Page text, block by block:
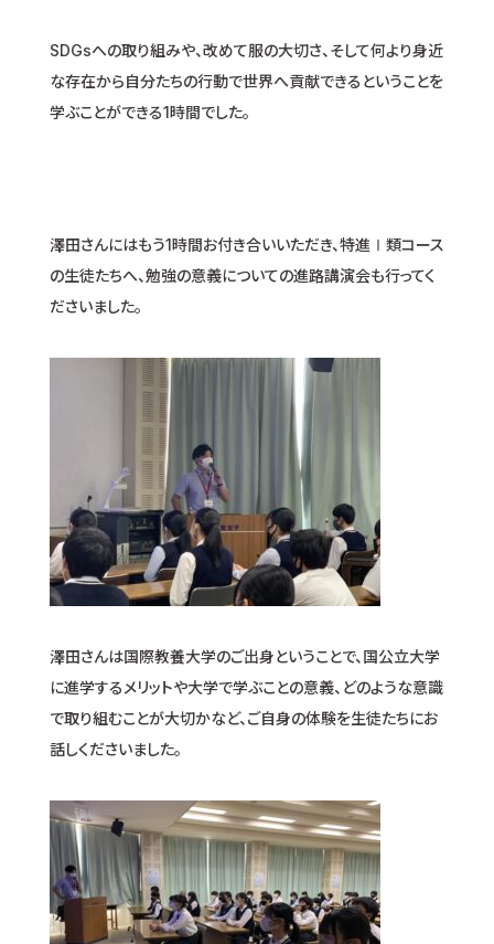
SDGsへの取り組みや、改めて服の大切さ、そして何より身近
な存在から自分たちの行動で世界へ貢献できるということを
学ぶことができる1時間でした。
澤田さんにはもう1時間お付き合いいただき、特進Ⅰ類コース
の生徒たちへ、勉強の意義についての進路講演会も行ってく
ださいました。
澤田さんは国際教養大学のご出身ということで、国公立大学
に進学するメリットや大学で学ぶことの意義、どのような意識
で取り組むことが大切かなど、ご自身の体験を生徒たちにお
話しくださいました。